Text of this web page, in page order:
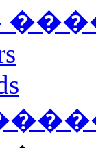
-